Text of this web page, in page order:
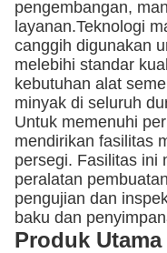
pengembangan,
layanan.Teknologi
canggih digunakan
melebihi standar
kebutuhan alat
minyak di seluruh
Untuk memenuhi
mendirikan fasilitas
persegi. Fasilitas ini
peralatan
pengujian dan
baku dan
Produk Utama